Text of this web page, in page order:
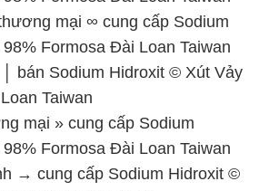
nhật hàng tuần
thời gian và cam kết tuân
đảm bảo sự hỗ trợ tốt nhất cho
bảo hiệu suất công việc cao
TY HÓA CHẤT ĐẮC